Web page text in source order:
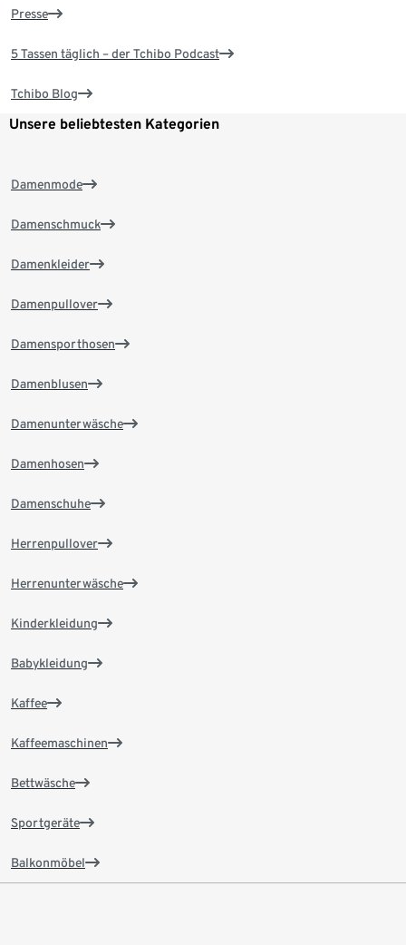
Presse
5 Tassen täglich – der Tchibo Podcast
Tchibo Blog
Unsere beliebtesten Kategorien
Damenmode
Damenschmuck
Damenkleider
Damenpullover
Damensporthosen
Damenblusen
Damenunterwäsche
Damenhosen
Damenschuhe
Herrenpullover
Herrenunterwäsche
Kinderkleidung
Babykleidung
Kaffee
Kaffeemaschinen
Bettwäsche
Sportgeräte
Balkonmöbel